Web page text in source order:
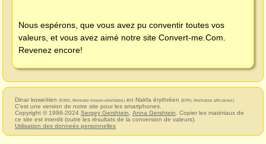
Nous espérons, que vous avez pu conventir toutes vos
valeurs, et vous avez aimé notre site Convert-me.Com
Revenez encore!
Dinar koweïtien (KWD, Monnaie moyen-orientales) en Nakfa érythréen (ERN, Monnaies africaines)
C'est une version de notre site pour les smartphones.
Copyright © 1996-2024 Sergey Gershtein Anna Gershtein . Copier les matériaux de
ce site est interdit (outre les résultats de la conversion de valeurs).
Utilisation des donneés personnelles